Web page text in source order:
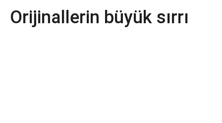
Orijinallerin büyük sırrı